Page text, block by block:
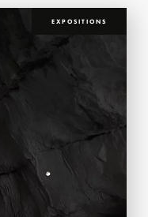
EXPOSITIONS